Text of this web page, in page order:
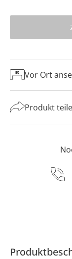
Vor Ort
Produkt